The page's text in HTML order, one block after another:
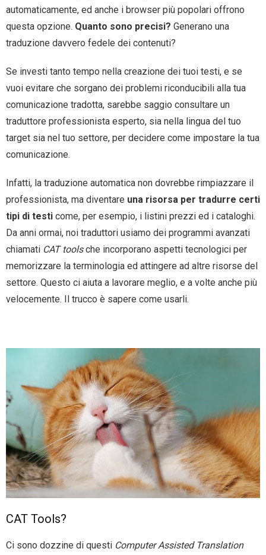
automaticamente, ed anche i browser più popolari offrono
questa opzione. Quanto sono precisi? Generano una
traduzione davvero fedele dei contenuti?
Se investi tanto tempo nella creazione dei tuoi testi, e se
vuoi evitare che sorgano dei problemi riconducibili alla tua
comunicazione tradotta, sarebbe saggio consultare un
traduttore professionista esperto, sia nella lingua del tuo
target sia nel tuo settore, per decidere come impostare la tua
comunicazione.
Infatti, la traduzione automatica non dovrebbe rimpiazzare il
professionista, ma diventare una risorsa per tradurre certi
tipi di testi come, per esempio, i listini prezzi ed i cataloghi.
Da anni ormai, noi traduttori usiamo dei programmi avanzati
chiamati CAT toolsche incorporano aspetti tecnologici per
memorizzare la terminologia ed attingere ad altre risorse del
settore. Questo ci aiuta a lavorare meglio, e a volte anche più
velocemente. Il trucco è sapere come usarli.
CAT Tools?
Ci sono dozzine di questi Computer Assisted Translation